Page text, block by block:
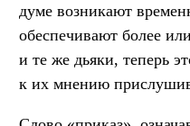
думе возникают
обеспечивают более
и те же дьяки, теперь
к их мнению